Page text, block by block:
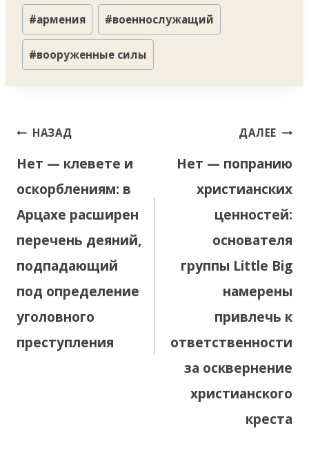
Метки
записи:
#армения #военнослужащий
#вооруженные силы
Навигация
записям
НАЗАД
Нет — клевете и
оскорблениям: в
Арцахе расширен
перечень деяний,
подпадающий
под определение
уголовного
преступления
ДАЛЕЕ
Нет — попранию
христианских
ценностей:
основателя
группы Little Big
намерены
привлечь к
ответственности
за осквернение
христианского
креста